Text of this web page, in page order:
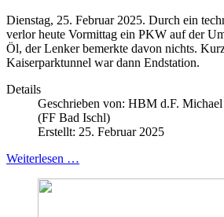
Dienstag, 25. Februar 2025. Durch ein
verlor heute Vormittag ein PKW auf der
Öl, der Lenker bemerkte davon nichts.
Kaiserparktunnel war dann Endstation.
Details
Geschrieben von: HBM d.F. Michael
(FF Bad Ischl)
Erstellt: 25. Februar 2025
Weiterlesen …